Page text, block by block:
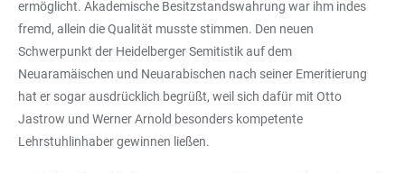
ermöglicht. Akademische Besitzstandswahrung war ihm indes
fremd, allein die Qualität musste stimmen. Den neuen
Schwerpunkt der Heidelberger Semitistik auf dem
Neuaramäischen und Neuarabischen nach seiner Emeritierung
hat er sogar ausdrücklich begrüßt, weil sich dafür mit Otto
Jastrow und Werner Arnold besonders kompetente
Lehrstuhlinhaber gewinnen ließen.